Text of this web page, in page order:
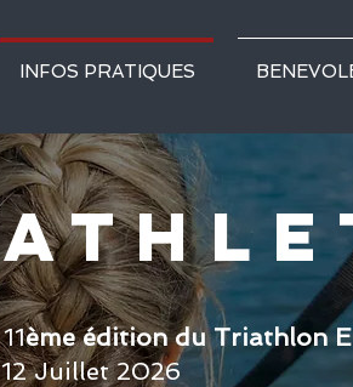
INFOS PRATIQUES
ème édition du Triathlon
12 Juillet 2026